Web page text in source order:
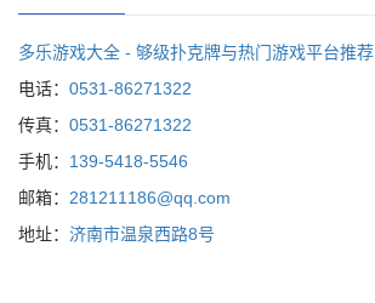
多乐游戏大全 - 够级扑克牌与热门游戏平台推荐
电话： 0531-86271322
传真： 0531-86271322
手机： 139-5418-5546
邮箱： 281211186@qq.com
地址： 济南市温泉西路8号